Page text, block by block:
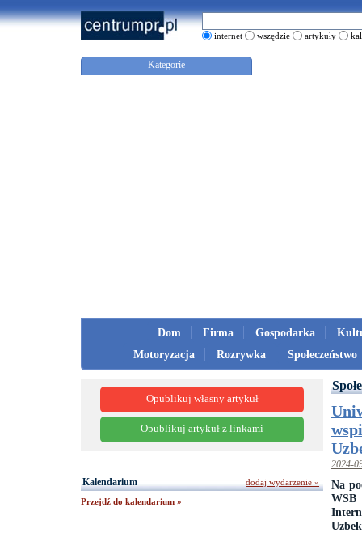
internet wszędzie artykuły
Kategorie
Dom Firma Gospodarka
Motoryzacja
Rozrywka Społeczeństwo
2024-
Na
WSB
Opublikuj własny artykuł
Opublikuj artykuł z linkami
Kalendarium
Przejdź do kalendarium »
dodaj wydarzenie »